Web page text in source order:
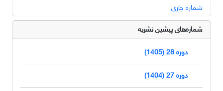
شماره جاری
شماره‌های پیشین نشریه
دوره 28 (1405)
دوره 27 (1404)